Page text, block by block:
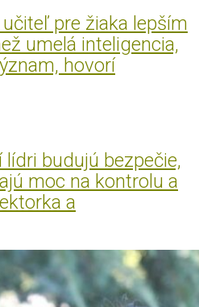
učiteľ pre žiaka lepším
umelá inteligencia,
hovorí
lídri budujú bezpečie,
moc na kontrolu a
a